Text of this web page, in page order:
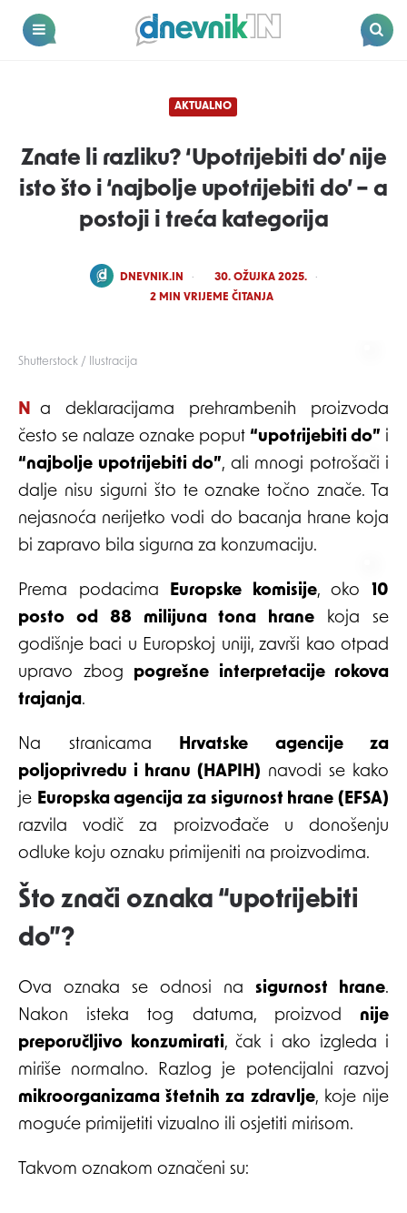
Dnevnik.in
Shutterstock / Ilustracija
AKTUALNO
Znate li razliku? ‘Upotrijebiti do’ nije
isto što i ‘najbolje upotrijebiti do’ – a
postoji i treća kategorija
POSTED
DNEVNIK.IN
30. OŽUJKA 2025.
2 MIN VRIJEME ČITANJA
Na deklaracijama prehrambenih proizvoda
često se nalaze oznake poput “upotrijebiti do” i
“najbolje upotrijebiti do”, ali mnogi potrošači i
dalje nisu sigurni što te oznake točno znače. Ta
nejasnoća nerijetko vodi do bacanja hrane koja
bi zapravo bila sigurna za konzumaciju.
Prema podacima Europske komisije, oko 10
posto od 88 milijuna tona hrane koja se
godišnje baci u Europskoj uniji, završi kao otpad
upravo zbog pogrešne interpretacije rokova
trajanja.
Na stranicama Hrvatske agencije za
poljoprivredu i hranu (HAPIH) navodi se kako
je Europska agencija za sigurnost hrane (EFSA)
razvila vodič za proizvođače u donošenju
odluke koju oznaku primijeniti na proizvodima.
Što znači oznaka “upotrijebiti
do”?
Ova oznaka se odnosi na sigurnost hrane.
Nakon isteka tog datuma, proizvod nije
preporučljivo konzumirati, čak i ako izgleda i
miriše normalno. Razlog je potencijalni razvoj
mikroorganizama štetnih za zdravlje, koje nije
moguće primijetiti vizualno ili osjetiti mirisom.
Takvom oznakom označeni su: